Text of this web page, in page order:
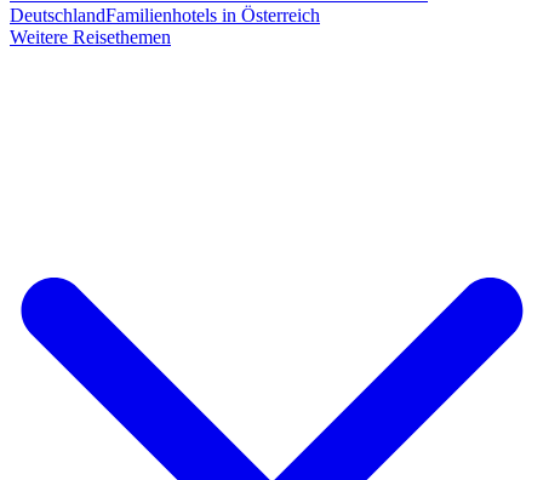
DeutschlandFamilienhotels in Österreich
Weitere Reisethemen